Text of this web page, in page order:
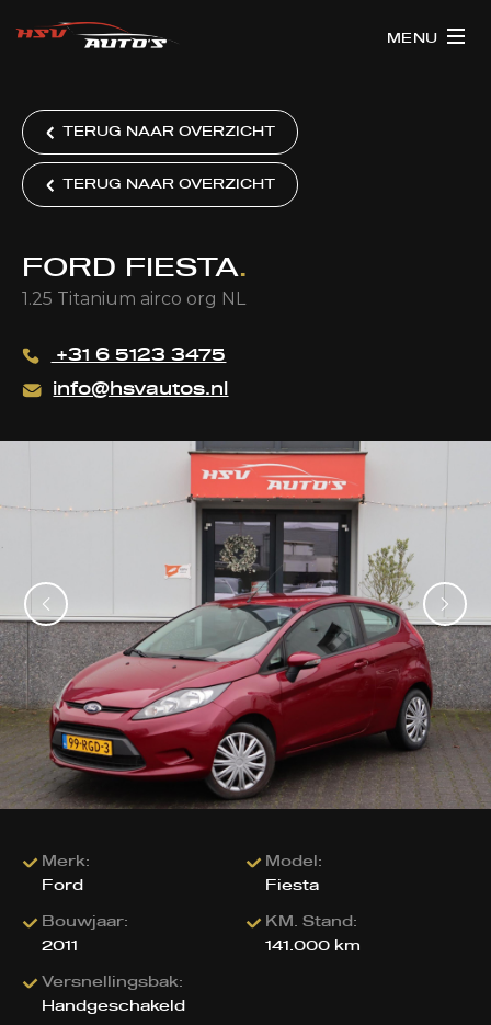
MENU
TERUG NAAR OVERZICHT
TERUG NAAR OVERZICHT
+31 6 5123 3475
info@hsvautos.nl
FORD FIESTA.
1.25 Titanium airco org NL
Merk:
Ford
Model:
Fiesta
Bouwjaar:
2011
KM. Stand:
141.000 km
Versnellingsbak:
Handgeschakeld